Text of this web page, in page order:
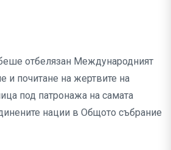
отбелязан Международният
и почитане на жертвите на
под патронажа на самата
нации в Общото събрание